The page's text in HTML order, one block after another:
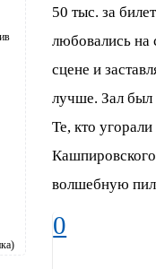
50 тыс. за
любовались на
сцене и
лучше. Зал был
Те, кто
волшебную
0